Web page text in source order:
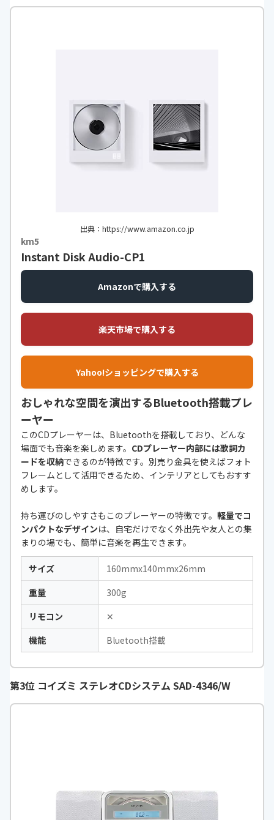
出典：https://www.amazon.co.jp
km5
Instant Disk Audio-CP1
Amazonで購入する
楽天市場で購入する
Yahoo!ショッピングで購入する
おしゃれな空間を演出するBluetooth搭載プレ
ーヤー
このCDプレーヤーは、Bluetoothを搭載しており、どんな
場面でも音楽を楽しめます。 CDプレーヤー内部には歌詞カ
ードを収納できるのが特徴です。別売り金具を使えばフォト
フレームとして活用できるため、インテリアとしてもおすす
めします。
持ち運びのしやすさもこのプレーヤーの特徴です。 軽量でコ
ンパクトなデザインは、自宅だけでなく外出先や友人との集
まりの場でも、簡単に音楽を再生できます。
サイズ
160mmx140mmx26mm
重量
300g
リモコン
✕
機能
Bluetooth搭載
第3位 コイズミ ステレオCDシステム SAD-4346/W